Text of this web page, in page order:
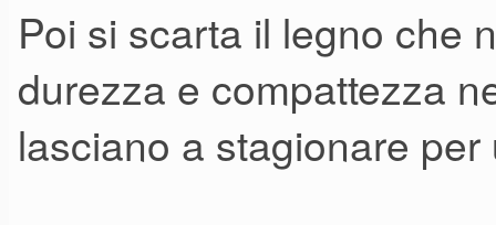
Poi si scarta il legno che
durezza e compattezza
lasciano a stagionare